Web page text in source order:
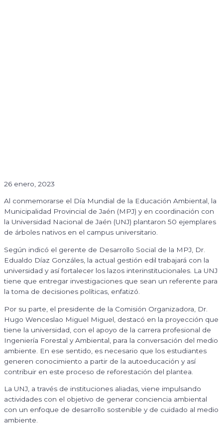
26 enero, 2023
Al conmemorarse el Día Mundial de la Educación Ambiental, la
Municipalidad Provincial de Jaén (MPJ) y en coordinación con
la Universidad Nacional de Jaén (UNJ) plantaron 50 ejemplares
de árboles nativos en el campus universitario.
Según indicó el gerente de Desarrollo Social de la MPJ, Dr.
Edualdo Díaz Gonzáles, la actual gestión edil trabajará con la
universidad y así fortalecer los lazos interinstitucionales. La UNJ
tiene que entregar investigaciones que sean un referente para
la toma de decisiones políticas, enfatizó.
Por su parte, el presidente de la Comisión Organizadora, Dr.
Hugo Wenceslao Miguel Miguel, destacó en la proyección que
tiene la universidad, con el apoyo de la carrera profesional de
Ingeniería Forestal y Ambiental, para la conversación del medio
ambiente. En ese sentido, es necesario que los estudiantes
generen conocimiento a partir de la autoeducación y así
contribuir en este proceso de reforestación del plantea.
La UNJ, a través de instituciones aliadas, viene impulsando
actividades con el objetivo de generar conciencia ambiental
con un enfoque de desarrollo sostenible y de cuidado al medio
ambiente.